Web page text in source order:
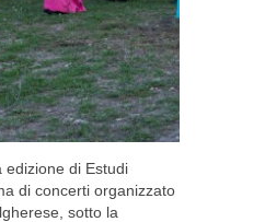
edizione di Estudi
di concerti organizzato
sotto la